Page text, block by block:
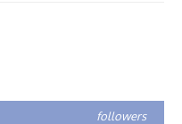
followers